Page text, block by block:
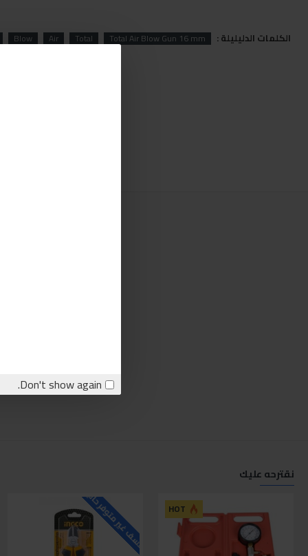
Don't show again.
الكلمات الدليليلة : Total Air Blow Gun 16 mm
Total
Air
Blow
نقترحه عليك
HOT للاسف غير متوفر حاليا